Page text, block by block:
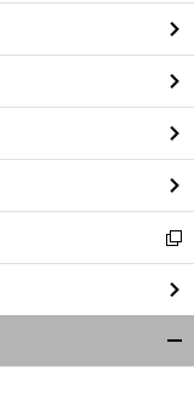
る
し
い
ウ
ィ
ン
ド
ウ
で
開
く
新
し
い
ウ
ィ
ン